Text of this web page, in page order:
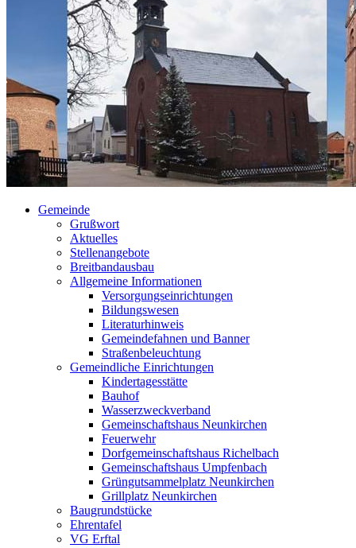
Gemeinde
Grußwort
Aktuelles
Stellenangebote
Breitbandausbau
Allgemeine Informationen
Versorgungseinrichtungen
Bildungswesen
Literaturhinweis
Gemeindefahnen und Banner
Straßenbeleuchtung
Gemeindliche Einrichtungen
Kindertagesstätte
Bauhof
Wasserzweckverband
Gemeinschaftshaus Neunkirchen
Feuerwehr
Dorfgemeinschaftshaus Richelbach
Gemeinschaftshaus Umpfenbach
Grüngutsammelplatz Neunkirchen
Grillplatz Neunkirchen
Baugrundstücke
Ehrentafel
VG Erftal